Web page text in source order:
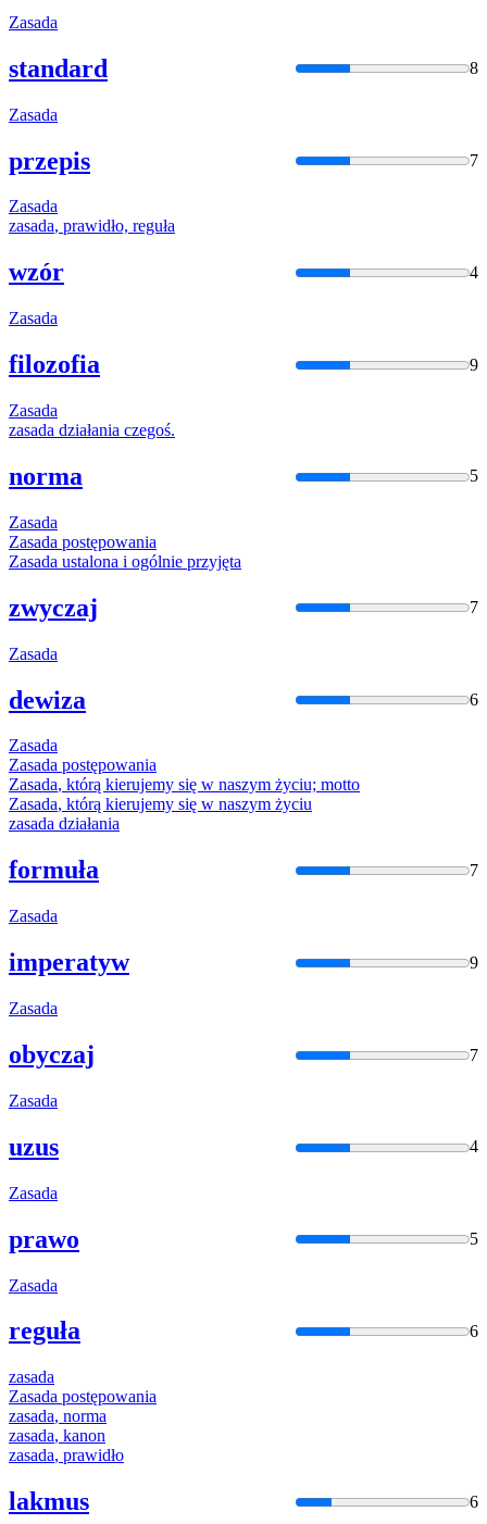
Zasada
standard 8
Zasada
przepis 7
Zasada
zasada, prawidło, reguła
wzór 4
Zasada
filozofia 9
Zasada
zasada działania czegoś.
norma 5
Zasada
Zasada postępowania
Zasada ustalona i ogólnie przyjęta
zwyczaj 7
Zasada
dewiza 6
Zasada
Zasada postępowania
Zasada, którą kierujemy się w naszym życiu; motto
Zasada, którą kierujemy się w naszym życiu
zasada działania
formuła 7
Zasada
imperatyw 9
Zasada
obyczaj 7
Zasada
uzus 4
Zasada
prawo 5
Zasada
reguła 6
zasada
Zasada postępowania
zasada, norma
zasada, kanon
zasada, prawidło
lakmus 6